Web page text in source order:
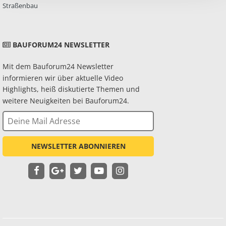
Straßenbau
BAUFORUM24 NEWSLETTER
Mit dem Bauforum24 Newsletter
informieren wir über aktuelle Video
Highlights, heiß diskutierte Themen und
weitere Neuigkeiten bei Bauforum24.
NEWSLETTER ABONNIEREN